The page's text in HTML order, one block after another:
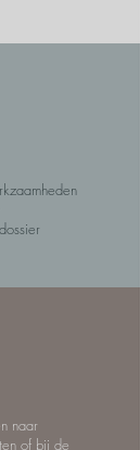
naar
of bij de